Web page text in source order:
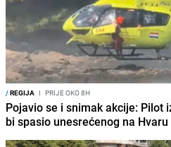
/REGIJA I PRIJE OKO 8H
Pojavio se i snimak akcije: Pilot
bi spasio unesrećenog na Hvaru